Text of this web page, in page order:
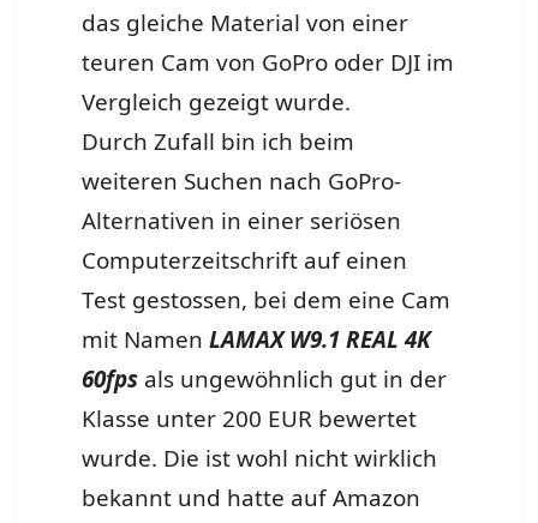
das gleiche Material von einer
teuren Cam von GoPro oder DJI im
Vergleich gezeigt wurde.
Durch Zufall bin ich beim
weiteren Suchen nach GoPro-
Alternativen in einer seriösen
Computerzeitschrift auf einen
Test gestossen, bei dem eine Cam
mit NamenLAMAX W9.1 REAL 4K
60fps als ungewöhnlich gut in der
Klasse unter 200 EUR bewertet
wurde. Die ist wohl nicht wirklich
bekannt und hatte auf Amazon